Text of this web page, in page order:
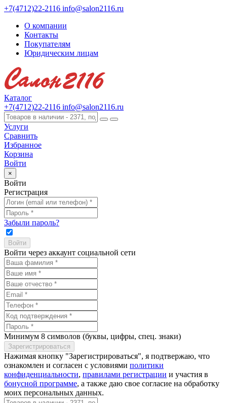
+7(4712)22-2116 info@salon2116.ru
О компании
Контакты
Покупателям
Юридическим лицам
Каталог
+7(4712)22-2116 info@salon2116.ru
Услуги
Сравнить
Избранное
Корзина
Войти
×
Войти
Регистрация
Забыли пароль?
Войти через аккаунт социальной сети
Минимум 8 символов (буквы, цифры, спец. знаки)
Нажимая кнопку "Зарегистрироваться", я подтвержаю, что
ознакомлен и согласен с условиями политики
конфиденциальности, правилами регистрации и участия в
бонусной программе, а также даю свое согласие на обработку
моих персональных данных.